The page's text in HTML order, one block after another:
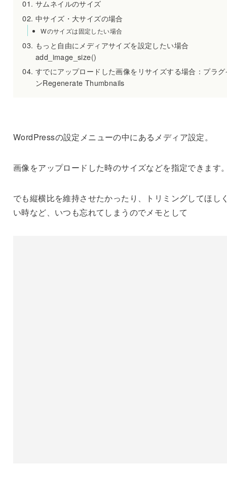
サムネイルのサイズ
中サイズ・大サイズの場合
Wのサイズは固定したい場合
もっと自由にメディアサイズを設定したい場合
add_image_size()
すでにアップロードした画像をリサイズする場合：プラグ
ンRegenerate Thumbnails
WordPressの設定メニューの中にあるメディア設定。
画像をアップロードした時のサイズなどを指定できます
でも縦横比を維持させたかったり、トリミングしてほし
い時など、いつも忘れてしまうのでメモとして